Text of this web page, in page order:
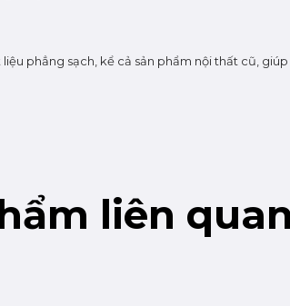
phẳng sạch, kể cả sản phẩm nội thất cũ,
liên